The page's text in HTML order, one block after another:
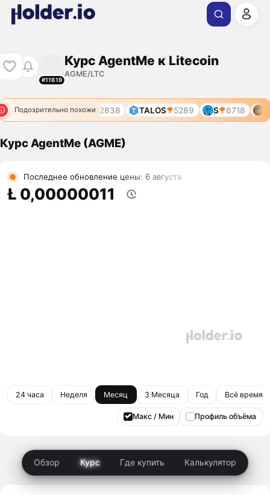
#11619
Курс AgentMe к Litecoin
AGME/LTC
Подозрительно похожи
9308 AGENT4X 12838 TALOS 5289 S 6718
Курс AgentMe (AGME)
Последнее обновление цены: 6 августа
Ł 0,00000011
24 часа Неделя Месяц 3 Месяца Год Всё время
Макс / Мин Профиль объёма
Обзор Курс Где купить Калькулятор